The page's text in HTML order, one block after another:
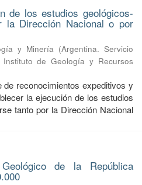
de los estudios geológicos-
la Dirección Nacional o por
y Minería (Argentina. Servicio
de Geología y Recursos
reconocimientos expeditivos y
la ejecución de los estudios
tanto por la Dirección Nacional
de la República